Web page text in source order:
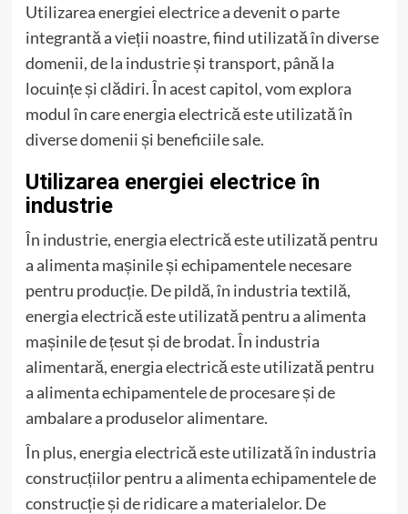
Utilizarea energiei electrice a devenit o parte
integrantă a vieții noastre, fiind utilizată în diverse
domenii, de la industrie și transport, până la
locuințe și clădiri. În acest capitol, vom explora
modul în care energia electrică este utilizată în
diverse domenii și beneficiile sale.
Utilizarea energiei electrice în
industrie
În industrie, energia electrică este utilizată pentru
a alimenta mașinile și echipamentele necesare
pentru producție. De pildă, în industria textilă,
energia electrică este utilizată pentru a alimenta
mașinile de țesut și de brodat. În industria
alimentară, energia electrică este utilizată pentru
a alimenta echipamentele de procesare și de
ambalare a produselor alimentare.
În plus, energia electrică este utilizată în industria
construcțiilor pentru a alimenta echipamentele de
construcție și de ridicare a materialelor. De